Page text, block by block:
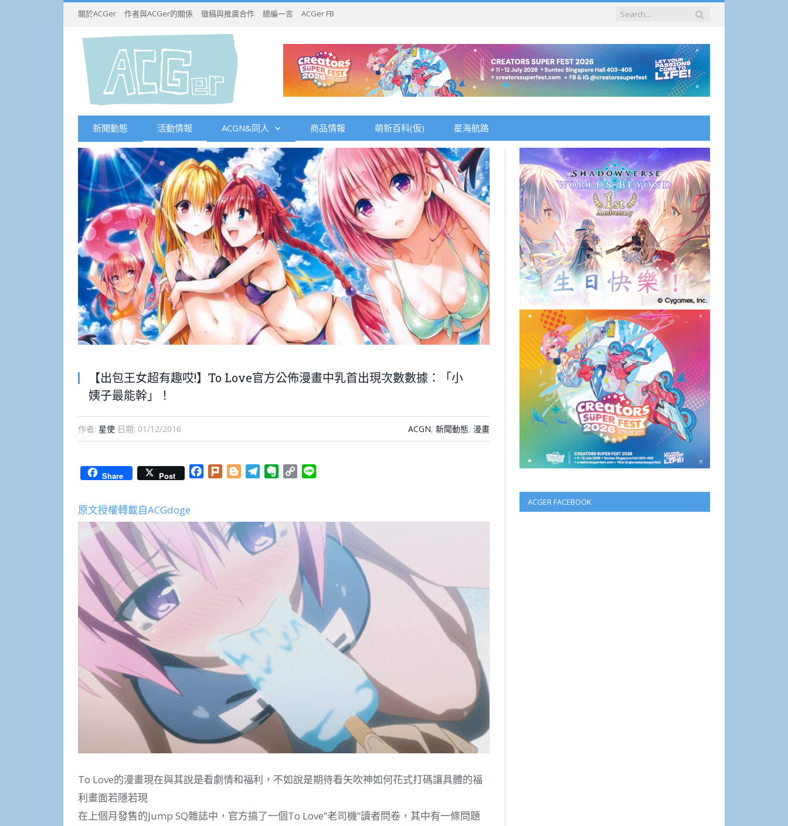
關於ACGer 作者與ACGer的關係 徵稿與推廣合作 總編一言 ACGer FB
新聞動態 活動情報 ACGN&同人 商品情報 萌新百科(仮) 星海航路
【出包王女超有趣哎!】To Love官方公佈漫畫中乳首出現次數數據：「小
姨子最能幹」！
作者: 星使 日期: 01/12/2016 ACGN, 新聞動態, 漫畫
Share Post Facebook
Plurk BloggerTelegramEvernote
Copy
原文授權轉載自ACGdoge
To Love的漫畫現在與其說是看劇情和福利，不如說是期待看矢吹神如何花式打碼讓具體的福
利畫面若隱若現
在上個月發售的Jump SQ雜誌中，官方搞了一個To Love”老司機”讀者問卷，其中有一條問題
ACGER FACEBOOK